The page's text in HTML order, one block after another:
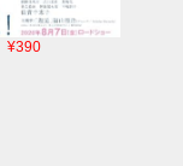
¥390